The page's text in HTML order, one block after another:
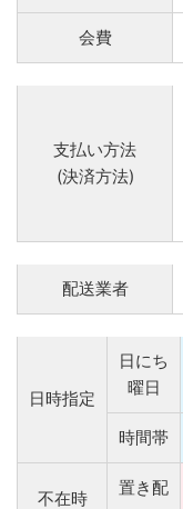
会費
支払い方法
(決済方法)
配送業者
日時指定
日にち
曜日
時間帯
不在時
置き配